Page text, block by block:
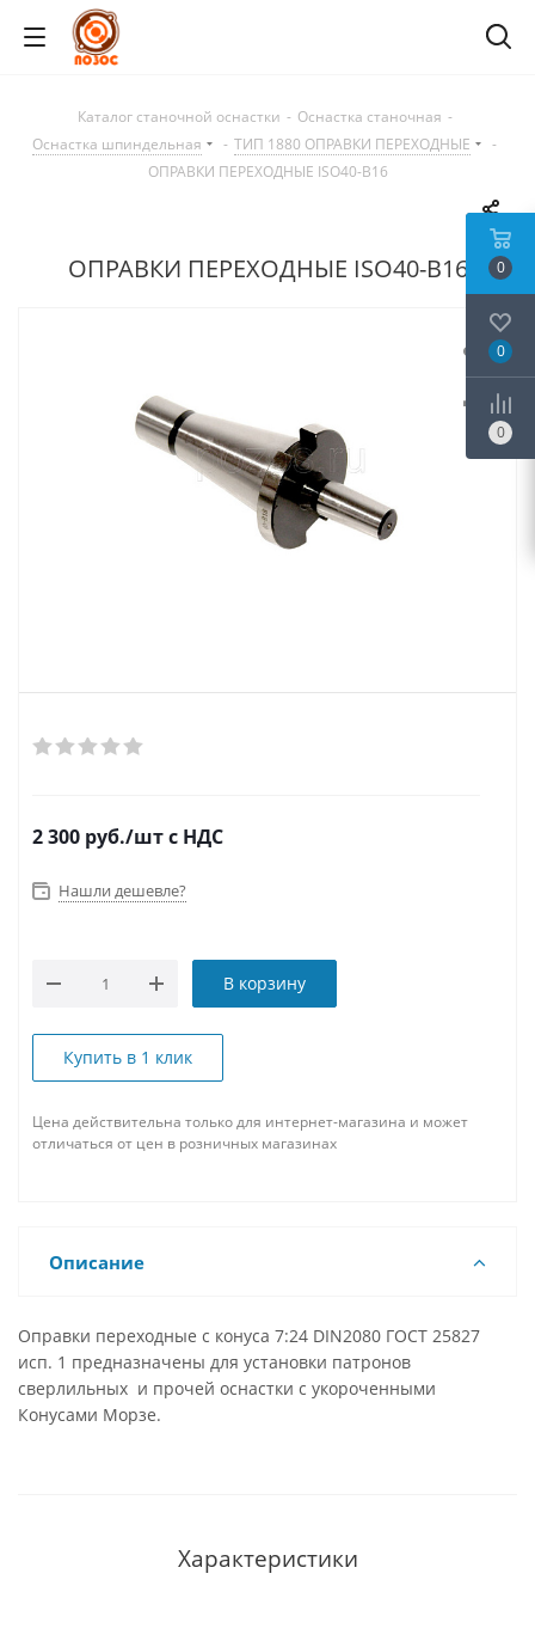
Каталог станочной оснастки - Оснастка станочная -
Оснастка шпиндельная
- ТИП 1880 ОПРАВКИ ПЕРЕХОДНЫЕ
-
ОПРАВКИ ПЕРЕХОДНЫЕ ISO40-B16
ОПРАВКИ ПЕРЕХОДНЫЕ ISO40-B16
2 300 руб./штс НДС
Нашли дешевле?
В корзину
Купить в 1 клик
Цена действительна только для интернет-магазина и может
отличаться от цен в розничных магазинах
Описание
Оправки переходные с конуса 7:24 DIN2080 ГОСТ 25827
исп. 1 предназначены для установки патронов
сверлильных и прочей оснастки с укороченными
Конусами Морзе.
Характеристики
0
0
0